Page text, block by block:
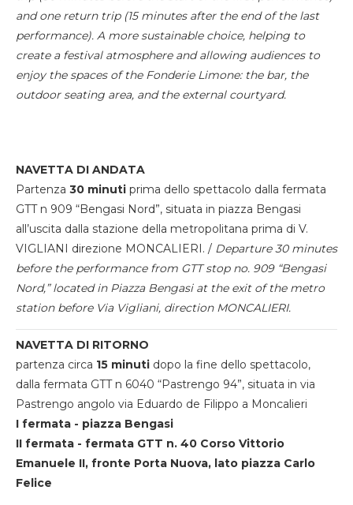
and one return trip (15 minutes after the end of the last
performance). A more sustainable choice, helping to
create a festival atmosphere and allowing audiences to
enjoy the spaces of the Fonderie Limone: the bar, the
outdoor seating area, and the external courtyard.
NAVETTA DI ANDATA
Partenza 30 minuti prima dello spettacolo dalla fermata
GTT n 909 “Bengasi Nord”, situata in piazza Bengasi
all’uscita dalla stazione della metropolitana prima di V.
VIGLIANI direzione MONCALIERI. / Departure 30 minutes
before the performance from GTT stop no. 909 “Bengasi
Nord,” located in Piazza Bengasi at the exit of the metro
station before Via Vigliani, direction MONCALIERI.
NAVETTA DI RITORNO
partenza circa 15 minuti dopo la fine dello spettacolo,
dalla fermata GTT n 6040 “Pastrengo 94”, situata in via
Pastrengo angolo via Eduardo de Filippo a Moncalieri
I fermata - piazza Bengasi
II fermata - fermata GTT n. 40 Corso Vittorio
Emanuele II, fronte Porta Nuova, lato piazza Carlo
Felice